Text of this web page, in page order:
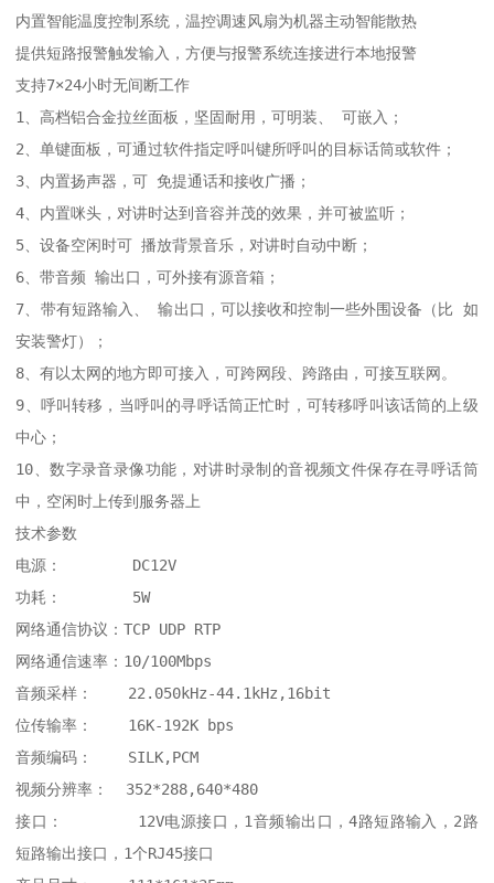
内置智能温度控制系统，温控调速风扇为机器主动智能散热
提供短路报警触发输入，方便与报警系统连接进行本地报警
支持7×24小时无间断工作
1、高档铝合金拉丝面板，坚固耐用，可明装、 可嵌入；
2、单键面板，可通过软件指定呼叫键所呼叫的目标话筒或软件；
3、内置扬声器，可 免提通话和接收广播；
4、内置咪头，对讲时达到音容并茂的效果，并可被监听；
5、设备空闲时可 播放背景音乐，对讲时自动中断；
6、带音频 输出口，可外接有源音箱；
7、带有短路输入、 输出口，可以接收和控制一些外围设备（比 如
安装警灯）；
8、有以太网的地方即可接入，可跨网段、跨路由，可接互联网。
9、呼叫转移，当呼叫的寻呼话筒正忙时，可转移呼叫该话筒的上级
中心；
10、数字录音录像功能，对讲时录制的音视频文件保存在寻呼话筒
中，空闲时上传到服务器上
技术参数
电源：        DC12V
功耗：        5W
网络通信协议：TCP UDP RTP
网络通信速率：10/100Mbps
音频采样：    22.050kHz-44.1kHz,16bit
位传输率：    16K-192K bps
音频编码：    SILK,PCM
视频分辨率：  352*288,640*480
接口：        12V电源接口，1音频输出口，4路短路输入，2路
短路输出接口，1个RJ45接口